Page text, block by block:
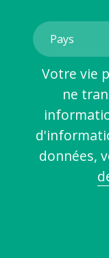
Votre vie
ne
données,